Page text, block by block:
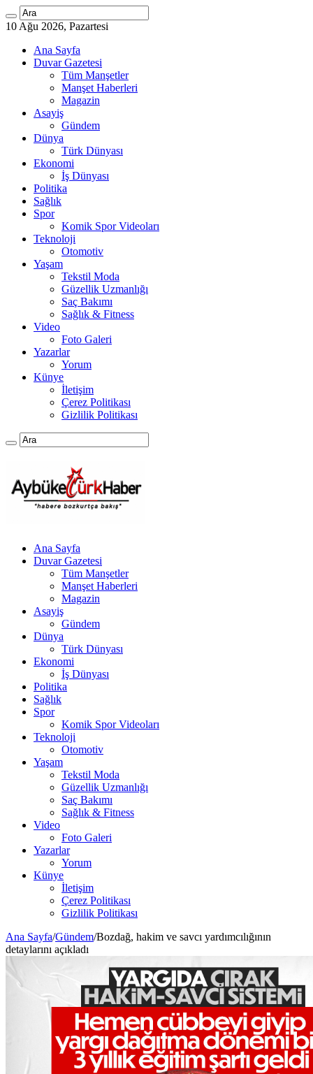
10 Ağu 2026, Pazartesi
Ana Sayfa
Duvar Gazetesi
Tüm Manşetler
Manşet Haberleri
Magazin
Asayiş
Gündem
Dünya
Türk Dünyası
Ekonomi
İş Dünyası
Politika
Sağlık
Spor
Komik Spor Videoları
Teknoloji
Otomotiv
Yaşam
Tekstil Moda
Güzellik Uzmanlığı
Saç Bakımı
Sağlık & Fitness
Video
Foto Galeri
Yazarlar
Yorum
Künye
İletişim
Çerez Politikası
Gizlilik Politikası
Ana Sayfa
Duvar Gazetesi
Tüm Manşetler
Manşet Haberleri
Magazin
Asayiş
Gündem
Dünya
Türk Dünyası
Ekonomi
İş Dünyası
Politika
Sağlık
Spor
Komik Spor Videoları
Teknoloji
Otomotiv
Yaşam
Tekstil Moda
Güzellik Uzmanlığı
Saç Bakımı
Sağlık & Fitness
Video
Foto Galeri
Yazarlar
Yorum
Künye
İletişim
Çerez Politikası
Gizlilik Politikası
Ana Sayfa/Gündem/Bozdağ, hakim ve savcı yardımcılığının
detaylarını açıkladı